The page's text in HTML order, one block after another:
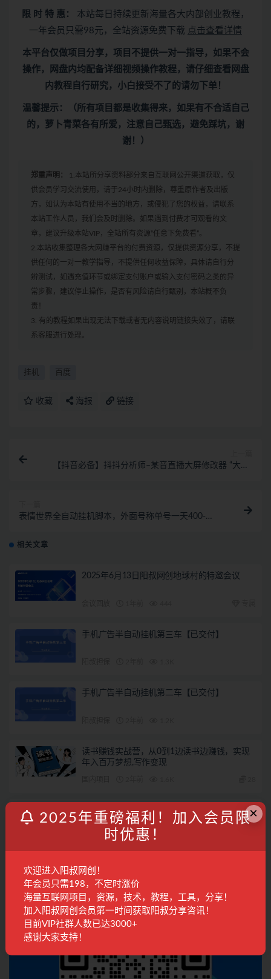
限 时 特 惠： 本站每日持续更新海量各大内部创业教程，
一年会员只需98元，全站资源免费下载 点击查看详情
本平台仅做项目分享，项目不提供一对一指导，如果不会
操作，网盘内均配备详细视频操作教程，请仔细查看网盘
内教程自行研究，小白接受不了的请勿下单！
温馨提示：（所有项目都是收集得来，如果有不合适自己
的，萝卜青菜各有所爱，注意自己甄选，避免踩坑，谢
谢！）
郑重声明：
1.本站所分享资料部分来自互联网公开渠道获取，仅
供会员学习交流使用，请于24小时内删除，尊重原作者及出版
方，如认为本站有使用不当的地方，或侵犯了您的权益，请联系
本站工作人员，我们会及时删除。如果遇到付费才可观看的文
章，建议升级本站VIP，全站所有资源“任意下免费看”。
2.本站收集整理各大网赚平台的付费资源，仅提供资源分享，不提
供任何的一对一教学指导，不提供任何收益保障，具体请自行分
辨测试，如遇充值环节或绑定支付账户或输入支付密码之类的异
常步骤，建议停止操作，是否有风险请自行甄别，本站概不负
责！
3. 有的教程如果出现无法下载或者无内容说明链接失效了，请联
系客服进行处理。
挂机 百度
收藏 海报 链接
【抖音必备】抖抖分析师–某音直播大屏修改器 “大佬”
表情世界全自动挂机脚本，外面号称单号一天400-
相关文章
2025年6月13日阳叔网创地球村的特邀会议
手机广告半自动挂机第三车【已交付】
手机广告半自动挂机第二车【已交付】
读书赚钱实战营，从0到1边读书边赚钱，实现
年入百万梦想,写作变现
发表回复
联系客服
×
2025年重磅福利！加入会员限
时优惠！
欢迎进入阳叔网创！
年会员只需198，不定时涨价
海量互联网项目，资源，技术，教程，工具，分享！
加入阳叔网创会员第一时间获取阳叔分享咨讯！
目前VIP社群人数已达3000+
感谢大家支持！